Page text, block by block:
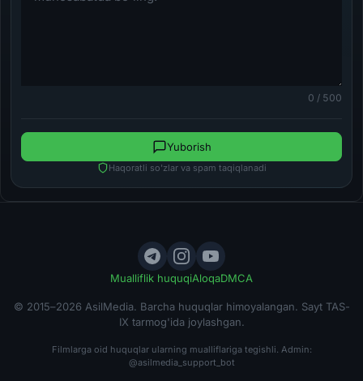
0 / 500
Haqoratli so'zlar va spam taqiqlanadi
Yuborish
Mualliflik huquqiAloqaDMCA
© 2015–2026 AsilMedia. Barcha huquqlar himoyalangan. Sayt TAS-
IX tarmog'ida joylashgan.
Filmlarga oid huquqlar ularning mualliflariga tegishli. Admin:
@asilmedia_support_bot